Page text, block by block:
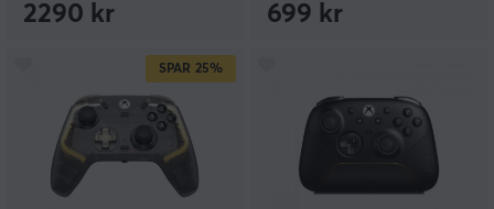
2290 kr 699 kr
SPAR 25%